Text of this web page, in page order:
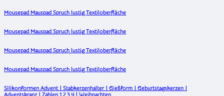
Mousepad Mauspad Spruch lustig Textiloberfläche
Mousepad Mauspad Spruch lustig Textiloberfläche
Mousepad Mauspad Spruch lustig Textiloberfläche
Mousepad Mauspad Spruch lustig Textiloberfläche
Silikonformen Advent | Stabkerzenhalter | Gießform | Geburtstagskerzen |
Adventskranz | Zahlen 1 2 3 4 | Weihnachten